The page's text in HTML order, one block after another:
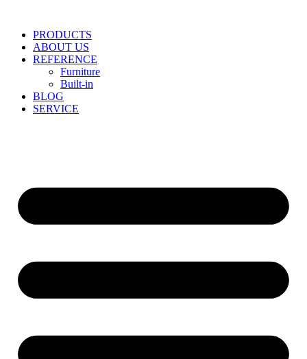
contentPRODUCTS
ABOUT US
REFERENCE
Furniture
Built-in
BLOG
SERVICE